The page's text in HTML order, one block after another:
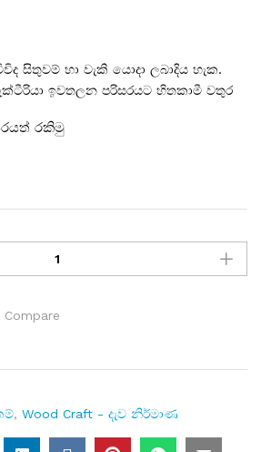
සිතුවම් හා වැකි යොදා ලබාදිය හැක.
ඉවතලන පරිසරයට හිතකාමී වතුර
රකිමු
Compare
, Wood Craft - දැව නිර්මාණ